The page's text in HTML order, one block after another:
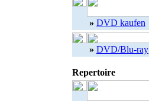
» DVD kaufen
» DVD/Blu-ray
Repertoire